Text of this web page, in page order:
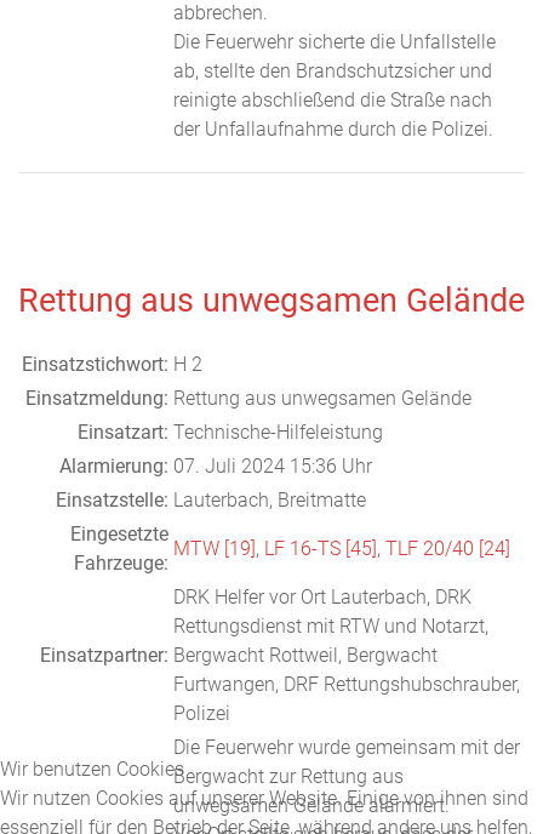
abbrechen.
Die Feuerwehr sicherte die Unfallstelle
ab, stellte den Brandschutzsicher und
reinigte abschließend die Straße nach
der Unfallaufnahme durch die Polizei.
Rettung aus unwegsamen Gelände
Einsatzstichwort: H 2
Einsatzmeldung: Rettung aus unwegsamen Gelände
Einsatzart: Technische-Hilfeleistung
Alarmierung: 07. Juli 2024 15:36 Uhr
Einsatzstelle: Lauterbach, Breitmatte
Eingesetzte
Fahrzeuge:
MTW [19], LF 16-TS [45], TLF 20/40 [24]
Einsatzpartner:
DRK Helfer vor Ort Lauterbach, DRK
Rettungsdienst mit RTW und Notarzt,
Bergwacht Rottweil, Bergwacht
Furtwangen, DRF Rettungshubschrauber,
Polizei
Die Feuerwehr wurde gemeinsam mit der
Bergwacht zur Rettung aus
unwegsamen Gelände alarmiert.
Wir benutzen Cookies
Wir nutzen Cookies auf unserer Website. Einige von ihnen sind
essenziell für den Betrieb der Seite, während andere uns helfen,